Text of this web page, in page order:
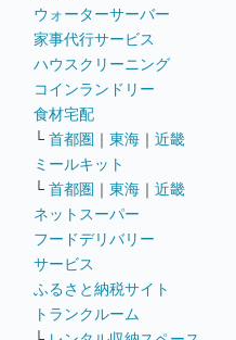
ウォーターサーバー
家事代行サービス
ハウスクリーニング
コインランドリー
食材宅配
└ 首都圏 ｜ 東海 ｜ 近畿
ミールキット
└ 首都圏 ｜ 東海 ｜ 近畿
ネットスーパー
フードデリバリー
サービス
ふるさと納税サイト
トランクルーム